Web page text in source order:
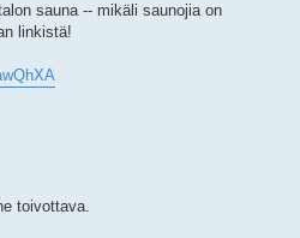
sauna -- mikäli saunojia on
linkistä!
toivottava.